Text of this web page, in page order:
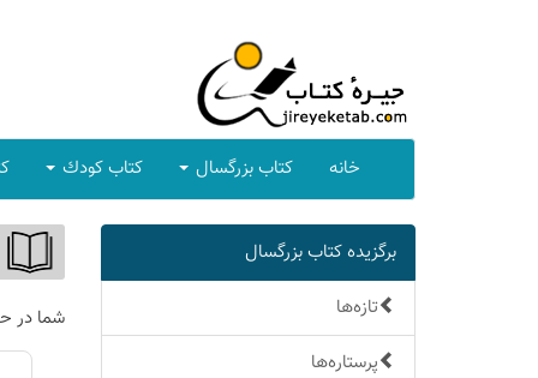
خانه كتاب بزرگسال كتاب كودك
برگزیده كتاب بزرگسال
تازه‌ها
پرستاره‌ها
شما در